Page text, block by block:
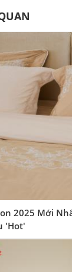
2025 Mới
'Hot'